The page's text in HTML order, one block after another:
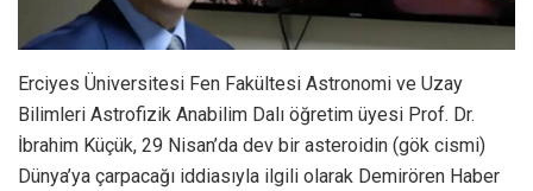
Erciyes Üniversitesi Fen Fakültesi Astronomi ve Uzay
Bilimleri Astrofizik Anabilim Dalı öğretim üyesi Prof. Dr.
İbrahim Küçük, 29 Nisan’da dev bir asteroidin (gök cismi)
Dünya’ya çarpacağı iddiasıyla ilgili olarak Demirören Haber